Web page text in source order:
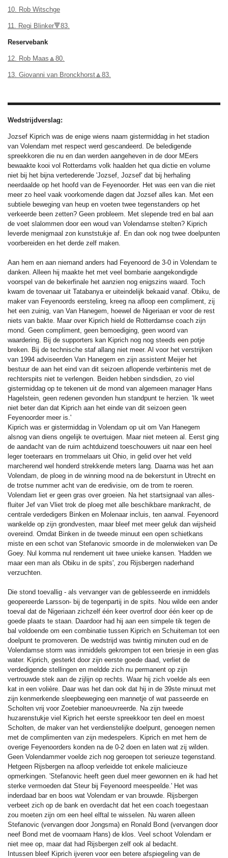
10. Rob Witschge
11. Regi Blinker🔻83.
Reservebank
12. Rob Maas🔼80.
13. Giovanni van Bronckhorst🔼83.
Wedstrijdverslag:
Jozsef Kiprich was de enige wiens naam gistermiddag in het stadion
van Volendam met respect werd gescandeerd. De beledigende
spreekkoren die nu en dan werden aangeheven in de door MEers
bewaakte kooi vol Rotterdams volk haalden het qua dictie en volume
niet bij het bijna vertederende 'Jozsef, Jozsef' dat bij herhaling
neerdaalde op het hoofd van de Feyenoorder. Het was een van die niet
meer zo heel vaak voorkomende dagen dat Jozsef alles kan. Met een
subtiele beweging van heup en voeten twee tegenstanders op het
verkeerde been zetten? Geen probleem. Met slepende tred en bal aan
de voet slalommen door een woud van Volendamse stelten? Kiprich
leverde menigmaal zon kunststukje af. En dan ook nog twee doelpunten
voorbereiden en het derde zelf maken.
Aan hem en aan niemand anders had Feyenoord de 3-0 in Volendam te
danken. Alleen hij maakte het met veel bombarie aangekondigde
voorspel van de bekerfinale het aanzien nog enigszins waard. Toch
kwam de tovenaar uit Tatabanya er uiteindelijk bekaaid vanaf. Obiku, de
maker van Feyenoords eersteling, kreeg na afloop een compliment, zij
het een zuinig, van Van Hanegem, hoewel de Nigeriaan er voor de rest
niets van bakte. Maar over Kiprich hield de Rotterdamse coach zijn
mond. Geen compliment, geen bemoediging, geen woord van
waardering. Bij de supporters kan Kiprich nog nog steeds een potje
breken. Bij de technische staf allang niet meer. Al voor het verstrijken
van 1994 adviseerden Van Hanegem en zijn assistent Meijer het
bestuur de aan het eind van dit seizoen aflopende verbintenis met de
rechterspits niet te verlengen. Beiden hebben sindsdien, zo viel
gistermiddag op te tekenen uit de mond van algemeen manager Hans
Hagelstein, geen redenen gevonden hun standpunt te herzien. 'Ik weet
niet beter dan dat Kiprich aan het einde van dit seizoen geen
Feyenoorder meer is.'
Kiprich was er gistermiddag in Volendam op uit om Van Hanegem
alsnog van diens ongelijk te overtuigen. Maar niet meteen al. Eerst ging
de aandacht van de ruim achtduizend toeschouwers uit naar een heel
leger toeteraars en trommelaars uit Ohio, in gelid over het veld
marcherend wel honderd strekkende meters lang. Daarna was het aan
Volendam, de ploeg in de winning mood na de bekerstunt in Utrecht en
de trotse nummer acht van de eredivisie, om de trom te roeren.
Volendam liet er geen gras over groeien. Na het startsignaal van alles-
fluiter Jef van Vliet trok de ploeg met alle beschikbare mankracht, de
centrale verdedigers Binken en Molenaar incluis, ten aanval. Feyenoord
wankelde op zijn grondvesten, maar bleef met meer geluk dan wijsheid
overeind. Omdat Binken in de tweede minuut een open schietkans
miste en een schot van Stefanovic smoorde in de molenwieken van De
Goey. Nul komma nul rendement uit twee unieke kansen. 'Hadden we
maar een man als Obiku in de spits', zou Rijsbergen naderhand
verzuchten.
Die stond toevallig - als vervanger van de geblesseerde en inmiddels
geopereerde Larsson- bij de tegenpartij in de spits. Nou wilde een ander
toeval dat de Nigeriaan zichzelf één keer overtrof door één keer op de
goede plaats te staan. Daardoor had hij aan een simpele tik tegen de
bal voldoende om een combinatie tussen Kiprich en Schuiteman tot een
doelpunt te promoveren. De wedstrijd was twintig minuten oud en de
Volendamse storm was inmiddels gekrompen tot een briesje in een glas
water. Kiprich, gesterkt door zijn eerste goede daad, verliet de
verdedigende stellingen en meldde zich nu permanent op zijn
vertrouwde stek aan de zijlijn op rechts. Waar hij zich voelde als een
kat in een volière. Daar was het dan ook dat hij in de 39ste minuut met
zijn kenmerkende sleepbeweging een mannetje of wat passeerde en
Scholten vrij voor Zoetebier manoeuvreerde. Na zijn tweede
huzarenstukje viel Kiprich het eerste spreekkoor ten deel en moest
Scholten, de maker van het verdienstelijke doelpunt, genoegen nemen
met de complimenten van zijn medespelers. Kiprich en met hem de
overige Feyenoorders konden na de 0-2 doen en laten wat zij wilden.
Geen Volendammer voelde zich nog geroepen tot serieuze tegenstand.
Hetgeen Rijsbergen na afloop verleidde tot enkele malicieuze
opmerkingen. 'Stefanovic heeft geen duel meer gewonnen en ik had het
sterke vermoeden dat Steur bij Feyenoord meespeelde.' Het was
inderdaad bar en boos wat Volendam er van brouwde. Rijsbergen
verbeet zich op de bank en overdacht dat het een coach toegestaan
zou moeten zijn om een heel elftal te wisselen. Nu waren alleen
Stefanovic (vervangen door Jongsma) en Ronald Bond (vervangen door
neef Bond met de voornaam Hans) de klos. Veel schoot Volendam er
niet mee op, maar dat had Rijsbergen zelf ook al bedacht.
Intussen bleef Kiprich ijveren voor een betere afspiegeling van de